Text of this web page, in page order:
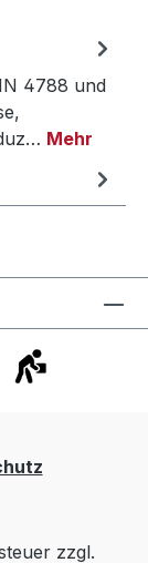
4788 und
Mehr
zzgl.